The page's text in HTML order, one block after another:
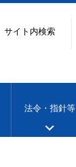
サイト内検索
法令・指針等